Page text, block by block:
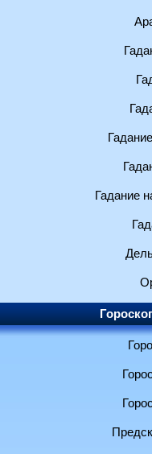
Гадание